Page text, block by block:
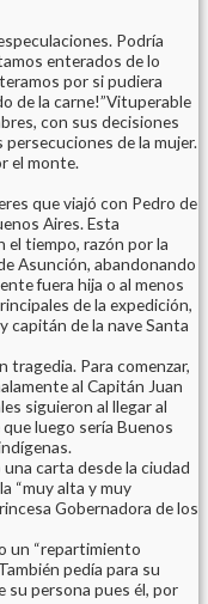
Podría
enterados de lo
por si pudiera
de la carne!”Vituperable
con sus decisiones
de la mujer.
el monte.
que viajó con Pedro de
Aires. Esta
el tiempo, razón por la
Asunción, abandonando
fuera hija o al menos
de la expedición,
capitán de la nave Santa
tragedia. Para comenzar,
al Capitán Juan
siguieron al llegar al
luego sería Buenos
carta desde la ciudad
“muy alta y muy
Gobernadora de los
un “repartimiento
pedía para su
su persona pues él, por